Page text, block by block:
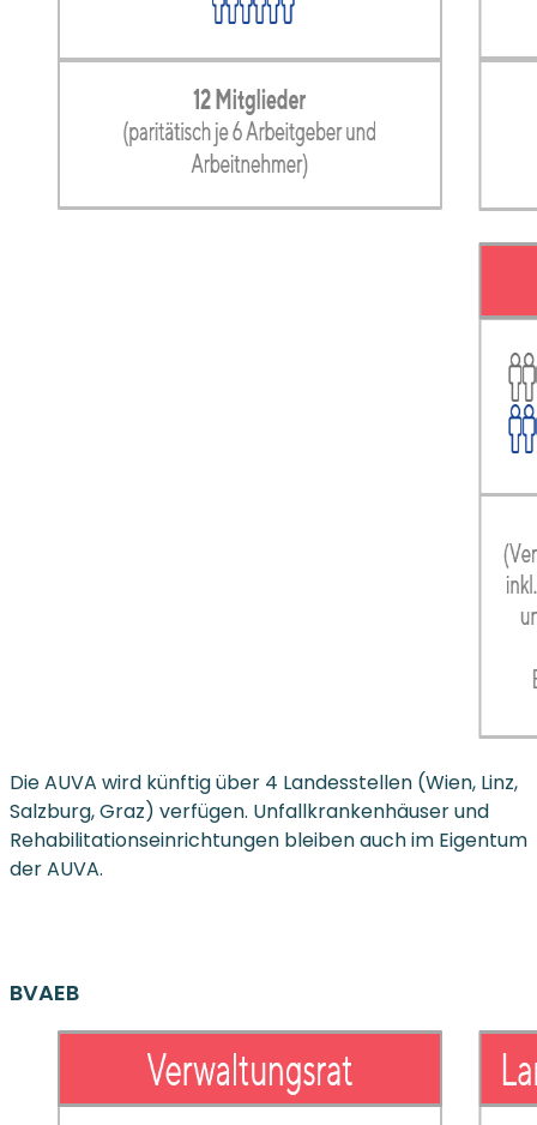
Die AUVA wird künftig über 4 Landesstellen (Wien, Linz,
Salzburg, Graz) verfügen. Unfallkrankenhäuser und
Rehabilitationseinrichtungen bleiben auch im Eigentum
der AUVA.
BVAEB